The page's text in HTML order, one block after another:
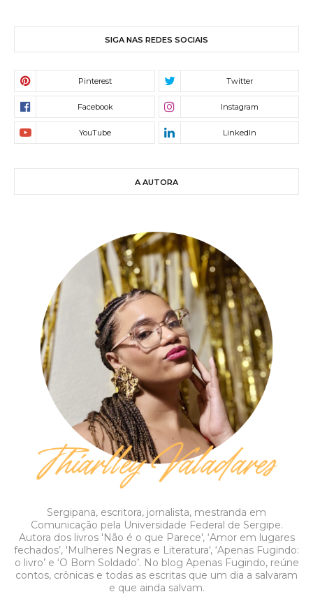
SIGA NAS REDES SOCIAIS
A AUTORA
Sergipana, escritora, jornalista, mestranda em
Comunicação pela Universidade Federal de Sergipe.
Autora dos livros 'Não é o que Parece', ‘Amor em lugares
fechados’, 'Mulheres Negras e Literatura', ‘Apenas Fugindo:
o livro’ e ‘O Bom Soldado’. No blog Apenas Fugindo, reúne
contos, crônicas e todas as escritas que um dia a salvaram
e que ainda salvam.